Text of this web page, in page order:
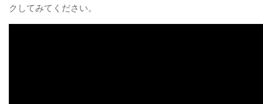
クしてみてください。